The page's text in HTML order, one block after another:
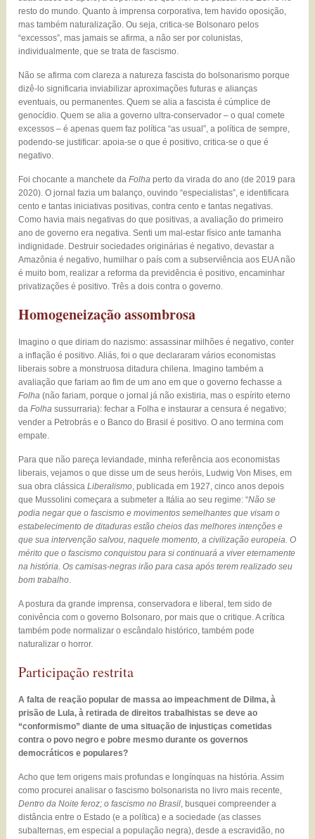
resto do mundo. Quanto à imprensa corporativa, tem havido oposição,
mas também naturalização. Ou seja, critica-se Bolsonaro pelos
“excessos”, mas jamais se afirma, a não ser por colunistas,
individualmente, que se trata de fascismo.
Não se afirma com clareza a natureza fascista do bolsonarismo porque
dizê-lo significaria inviabilizar aproximações futuras e alianças
eventuais, ou permanentes. Quem se alia a fascista é cúmplice de
genocídio. Quem se alia a governo ultra-conservador – o qual comete
excessos – é apenas quem faz política “as usual”, a política de sempre,
podendo-se justificar: apoia-se o que é positivo, critica-se o que é
negativo.
Foi chocante a manchete daFolha perto da virada do ano (de 2019 para
2020). O jornal fazia um balanço, ouvindo “especialistas”, e identificara
cento e tantas iniciativas positivas, contra cento e tantas negativas.
Como havia mais negativas do que positivas, a avaliação do primeiro
ano de governo era negativa. Senti um mal-estar físico ante tamanha
indignidade. Destruir sociedades originárias é negativo, devastar a
Amazônia é negativo, humilhar o país com a subserviência aos EUA não
é muito bom, realizar a reforma da previdência é positivo, encaminhar
privatizações é positivo. Três a dois contra o governo.
Homogeneização assombrosa
Imagino o que diriam do nazismo: assassinar milhões é negativo, conter
a inflação é positivo. Aliás, foi o que declararam vários economistas
liberais sobre a monstruosa ditadura chilena. Imagino também a
avaliação que fariam ao fim de um ano em que o governo fechasse a
Folha (não fariam, porque o jornal já não existiria, mas o espírito eterno
daFolha sussurraria): fechar a Folha e instaurar a censura é negativo;
vender a Petrobrás e o Banco do Brasil é positivo. O ano termina com
empate.
Para que não pareça leviandade, minha referência aos economistas
liberais, vejamos o que disse um de seus heróis, Ludwig Von Mises, em
sua obra clássicaLiberalismo, publicada em 1927, cinco anos depois
que Mussolini começara a submeter a Itália ao seu regime: “Não se
podia negar que o fascismo e movimentos semelhantes que visam o
estabelecimento de ditaduras estão cheios das melhores intenções e
que sua intervenção salvou, naquele momento, a civilização europeia. O
mérito que o fascismo conquistou para si continuará a viver eternamente
na história. Os camisas-negras irão para casa após terem realizado seu
bom trabalho.
A postura da grande imprensa, conservadora e liberal, tem sido de
conivência com o governo Bolsonaro, por mais que o critique. A crítica
também pode normalizar o escândalo histórico, também pode
naturalizar o horror.
Participação restrita
A falta de reação popular de massa ao impeachment de Dilma, à
prisão de Lula, à retirada de direitos trabalhistas se deve ao
“conformismo” diante de uma situação de injustiças cometidas
contra o povo negro e pobre mesmo durante os governos
democráticos e populares?
Acho que tem origens mais profundas e longínquas na história. Assim
como procurei analisar o fascismo bolsonarista no livro mais recente,
Dentro da Noite feroz; o fascismo no Brasil, busquei compreender a
distância entre o Estado (e a política) e a sociedade (as classes
subalternas, em especial a população negra), desde a escravidão, no